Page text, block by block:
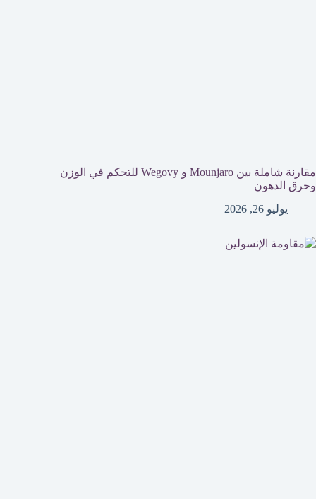
مقارنة شاملة بين Mounjaro و Wegovy للتحكم في الوزن
وحرق الدهون
يوليو 26, 2026